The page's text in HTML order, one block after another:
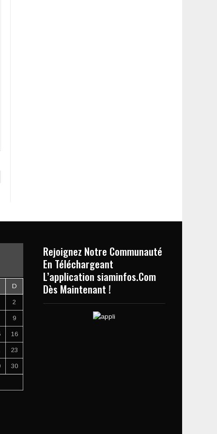
D
2
9
16
23
30
Rejoignez Notre Communauté
En Téléchargeant
L’application siaminfos.Com
Dès Maintenant !